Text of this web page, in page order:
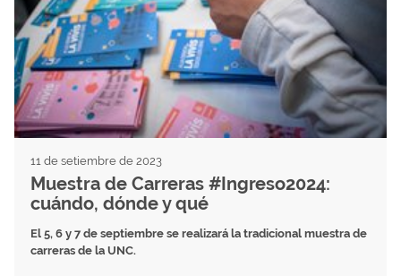
11 de setiembre de 2023
Muestra de Carreras #Ingreso2024:
cuándo, dónde y qué
El 5, 6 y 7 de septiembre se realizará la tradicional muestra de
carreras de la UNC.